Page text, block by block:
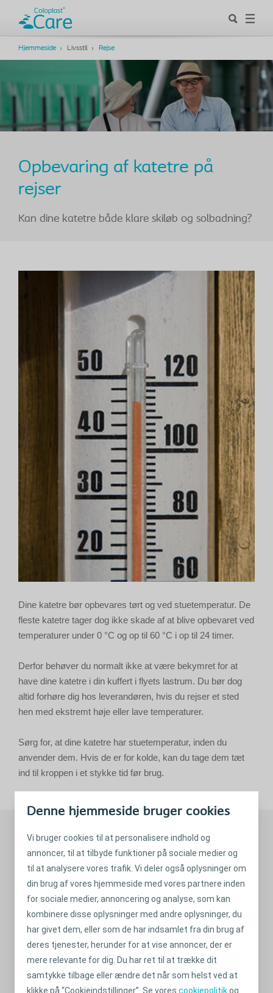
Denne hjemmeside bruger cookies
Vi bruger cookies til at personalisere indhold og
annoncer, til at tilbyde funktioner på sociale medier og
til at analysere vores trafik. Vi deler også oplysninger om
din brug af vores hjemmeside med vores partnere inden
for sociale medier, annoncering og analyse, som kan
kombinere disse oplysninger med andre oplysninger, du
har givet dem, eller som de har indsamlet fra din brug af
deres tjenester, herunder for at vise annoncer, der er
mere relevante for dig. Du har ret til at trække dit
samtykke tilbage eller ændre det når som helst ved at
klikke på “Cookieindstillinger”. Se vores cookiepolitikog
Hjemmeside Livsstil Rejse
Opbevaring af katetre på
rejser
Kan dine katetre både klare skiløb og solbadning?
Dine katetre bør opbevares tørt og ved stuetemperatur. De
fleste katetre tager dog ikke skade af at blive opbevaret ved
temperaturer under 0 °C og op til 60 °C i op til 24 timer.
Derfor behøver du normalt ikke at være bekymret for at
have dine katetre i din kuffert i flyets lastrum. Du bør dog
altid forhøre dig hos leverandøren, hvis du rejser et sted
hen med ekstremt høje eller lave temperaturer.
Sørg for, at dine katetre har stuetemperatur, inden du
anvender dem. Hvis de er for kolde, kan du tage dem tæt
ind til kroppen i et stykke tid før brug.